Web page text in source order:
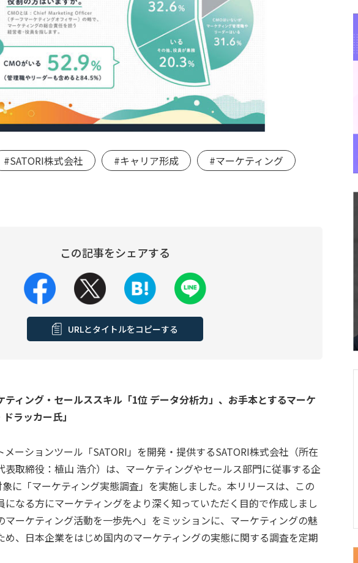
#SATORI株式会社 #キャリア形成 #マーケティング
この記事をシェアする
URLとタイトルをコピーする
ティング・セールススキル「1位 データ分析力」、お手本とするマーケ
ラッカー氏」
ーションツール「SATORI」を開発・提供するSATORI株式会社（所在
表取締役：植山 浩介）は、マーケティングやセールス部門に従事する企
に「マーケティング実態調査」を実施しました。本リリースは、この
になる方にマーケティングをより深く知っていただく目的で作成しまし
マーケティング活動を一歩先へ」をミッションに、マーケティングの魅
め、日本企業をはじめ国内のマーケティングの実態に関する調査を定期